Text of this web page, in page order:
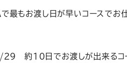
最もお渡し日が早いコースでお
約10日でお渡しが出来るコー